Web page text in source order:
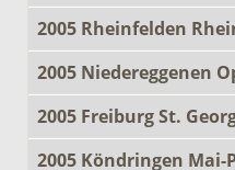
2005 Rheinfelden
2005 Niedereggenen
2005 Freiburg St.
2005 Köndringen Mai-